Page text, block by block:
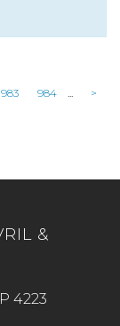
983 984 ... >
&
4223